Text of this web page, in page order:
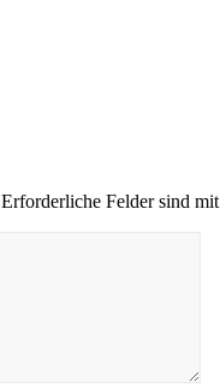
Erforderliche Felder sind mit